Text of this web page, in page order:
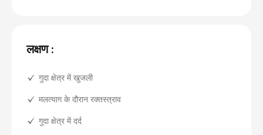
लक्षण :
गुदा क्षेत्र में खुजली
मलत्याग के दौरान रक्तस्त्राव
गुदा क्षेत्र में दर्द